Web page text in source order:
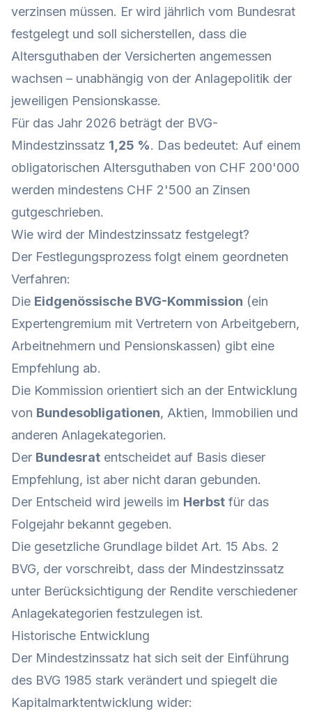
verzinsen müssen. Er wird jährlich vom Bundesrat
festgelegt und soll sicherstellen, dass die
Altersguthaben der Versicherten angemessen
wachsen – unabhängig von der Anlagepolitik der
jeweiligen Pensionskasse.
Für das Jahr 2026 beträgt der BVG-
Mindestzinssatz 1,25 %. Das bedeutet: Auf einem
obligatorischen Altersguthaben von CHF 200'000
werden mindestens CHF 2'500 an Zinsen
gutgeschrieben.
Wie wird der Mindestzinssatz festgelegt?
Der Festlegungsprozess folgt einem geordneten
Verfahren:
Die Eidgenössische BVG-Kommission (ein
Expertengremium mit Vertretern von Arbeitgebern,
Arbeitnehmern und Pensionskassen) gibt eine
Empfehlung ab.
Die Kommission orientiert sich an der Entwicklung
von Bundesobligationen, Aktien, Immobilien und
anderen Anlagekategorien.
Der Bundesrat entscheidet auf Basis dieser
Empfehlung, ist aber nicht daran gebunden.
Der Entscheid wird jeweils im Herbst für das
Folgejahr bekannt gegeben.
Die gesetzliche Grundlage bildet Art. 15 Abs. 2
BVG, der vorschreibt, dass der Mindestzinssatz
unter Berücksichtigung der Rendite verschiedener
Anlagekategorien festzulegen ist.
Historische Entwicklung
Der Mindestzinssatz hat sich seit der Einführung
des BVG 1985 stark verändert und spiegelt die
Kapitalmarktentwicklung wider: